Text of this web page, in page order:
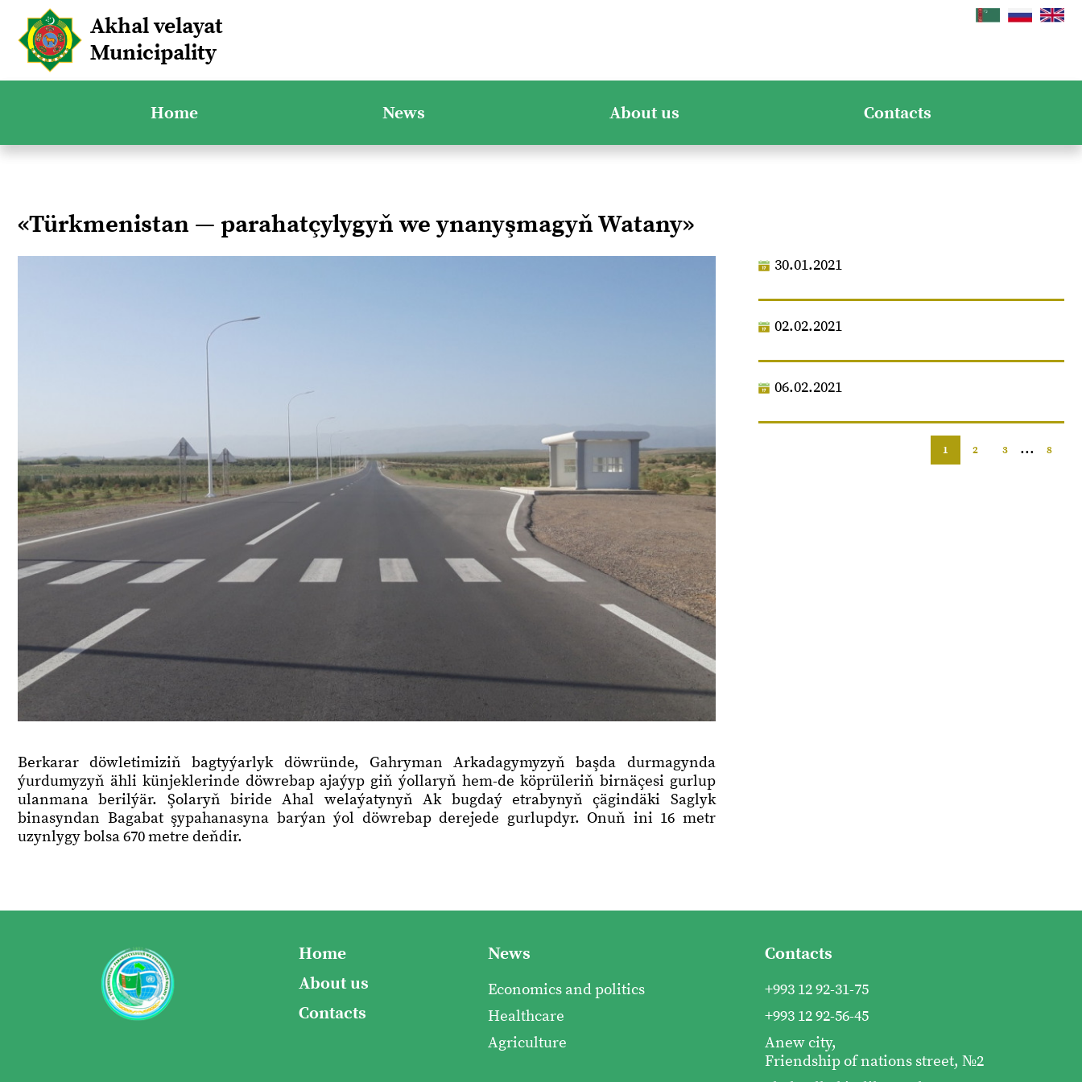
Akhal velayat
Municipality
Home News About us Contacts
«Türkmenistan — parahatçylygyň we ynanyşmagyň Watany»
Berkarar döwletimiziň bagtyýarlyk döwründe, Gahryman Arkadagymyzyň başda durmagynda
ýurdumyzyň ähli künjeklerinde döwrebap ajaýyp giň ýollaryň hem-de köprüleriň birnäçesi gurlup
ulanmana berilýär. Şolaryň biride Ahal welaýatynyň Ak bugdaý etrabynyň çägindäki Saglyk
binasyndan Bagabat şypahanasyna barýan ýol döwrebap derejede gurlupdyr. Onuň ini 16 metr
uzynlygy bolsa 670 metre deňdir.
30.01.2021
02.02.2021
06.02.2021
1 2 3 ... 8
Home
About us
Contacts
News
Economics and politics
Healthcare
Agriculture
Contacts
+993 12 92-31-75
+993 12 92-56-45
Anew city,
Friendship of nations street, №2